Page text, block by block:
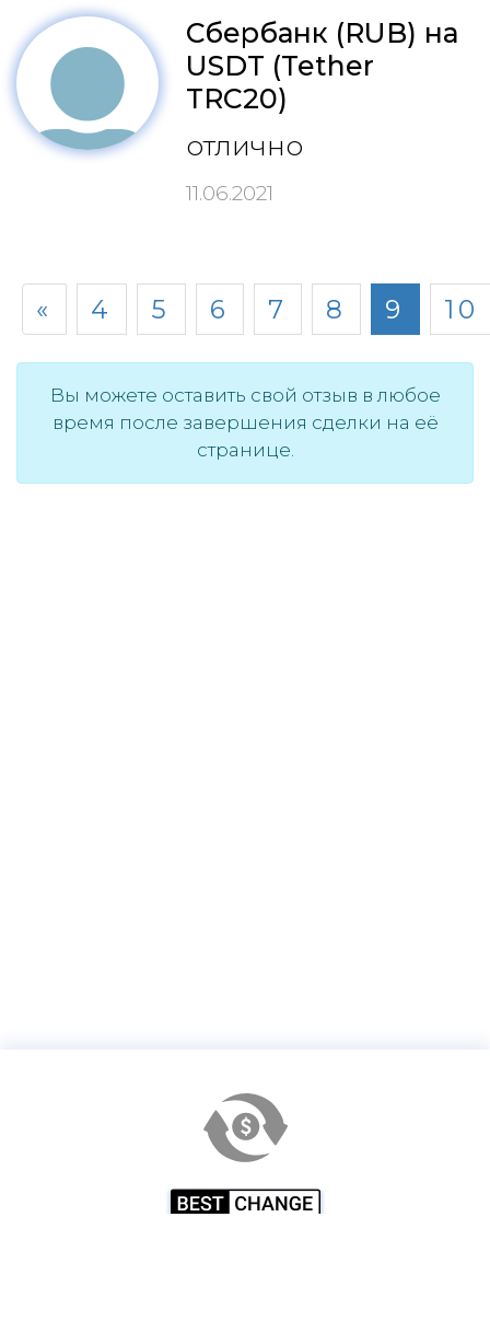
Сбербанк (RUB) на
USDT (Tether
TRC20)
отлично
11.06.2021
« 4 5 6 7 8 9 10
Вы можете оставить свой отзыв в любое
время после завершения сделки на её
странице.